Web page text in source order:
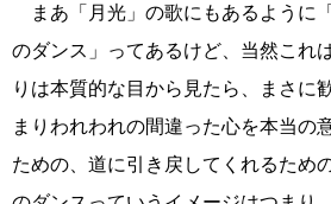
まあ「月光」の歌にもあるように
のダンス」ってあるけど、当然これ
りは本質的な目から見たら、まさに
まりわれわれの間違った心を本当の
ための、道に引き戻してくれるため